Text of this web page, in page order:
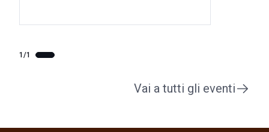
Managers (Erasmus+
KA171 Workshop)
1/1
Vai a tutti gli eventi